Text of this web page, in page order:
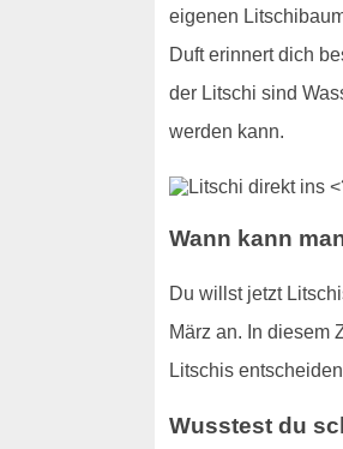
eigenen
Duft erinnert dich
der Litschi sind
werden kann.
Wann kann
Du willst jetzt
März an. In diesem
Litschis
Wusstest du